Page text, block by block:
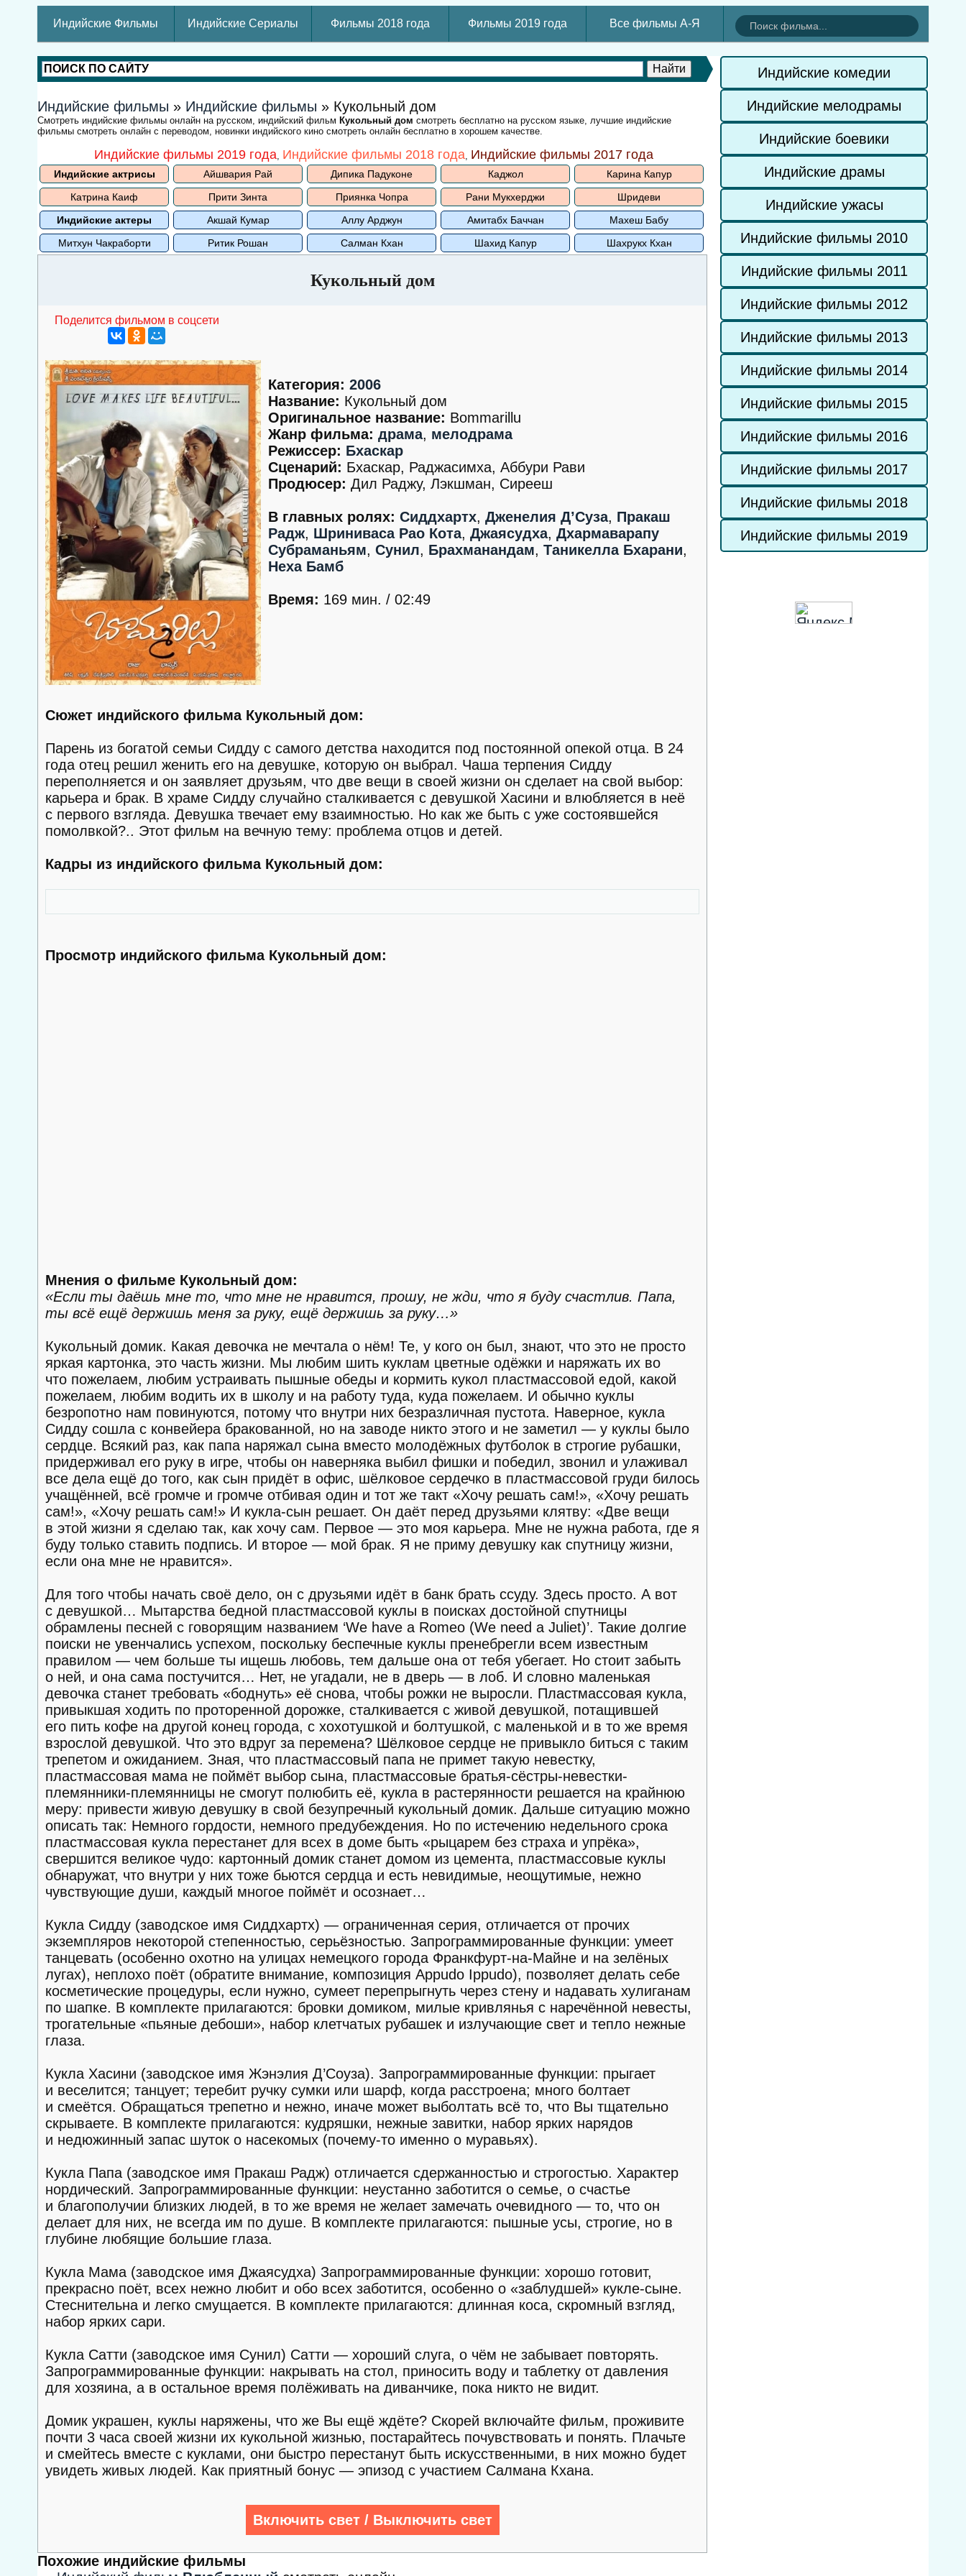
Индийские Фильмы Индийские Сериалы Фильмы 2018 года Фильмы 2019 года Все фильмы А-Я
Индийские фильмы » Индийские фильмы » Кукольный дом
Смотреть индийские фильмы онлайн на русском, индийский фильм Кукольный дом смотреть бесплатно на русском языке, лучшие индийские
фильмы смотреть онлайн с переводом, новинки индийского кино смотреть онлайн бесплатно в хорошем качестве.
Индийские фильмы 2019 года, Индийские фильмы 2018 года, Индийские фильмы 2017 года
Индийские актрисы Айшвария Рай Дипика Падуконе Каджол
Карина Капур
Катрина Каиф
Прити Зинта Приянка Чопра Рани Мукхерджи
Шридеви
Индийские актеры
Акшай Кумар Аллу Арджун Амитабх Баччан
Махеш Бабу
Митхун Чакраборти
Ритик Рошан Салман Кхан Шахид Капур Шахрукх Кхан
Кукольный дом
Поделится фильмом в соцсети
Категория: 2006
Название: Кукольный дом
Оригинальное название: Bommarillu
Жанр фильма: драма, мелодрама
Режиссер: Бхаскар
Сценарий: Бхаскар, Раджасимха, Аббури Рави
Продюсер: Дил Раджу, Лэкшман, Сирееш
В главных ролях: Сиддхартх, Дженелия Д’Суза, Пракаш
Радж, Шриниваса Рао Кота, Джаясудха, Дхармаварапу
Субраманьям, Сунил, Брахманандам, Таникелла Бхарани,
Неха Бамб
Время: 169 мин. / 02:49
Сюжет индийского фильма Кукольный дом:
Парень из богатой семьи Сидду с самого детства находится под постоянной опекой отца. В 24
года отец решил женить его на девушке, которую он выбрал. Чаша терпения Сидду
переполняется и он заявляет друзьям, что две вещи в своей жизни он сделает на свой выбор:
карьера и брак. В храме Сидду случайно сталкивается с девушкой Хасини и влюбляется в неё
с первого взгляда. Девушка твечает ему взаимностью. Но как же быть с уже состоявшейся
помолвкой?.. Этот фильм на вечную тему: проблема отцов и детей.
Кадры из индийского фильма Кукольный дом:
Просмотр индийского фильма Кукольный дом:
Мнения о фильме Кукольный дом:
«Если ты даёшь мне то, что мне не нравится, прошу, не жди, что я буду счастлив. Папа,
ты всё ещё держишь меня за руку, ещё держишь за руку…»
Кукольный домик. Какая девочка не мечтала о нём! Те, у кого он был, знают, что это не просто
яркая картонка, это часть жизни. Мы любим шить куклам цветные одёжки и наряжать их во
что пожелаем, любим устраивать пышные обеды и кормить кукол пластмассовой едой, какой
пожелаем, любим водить их в школу и на работу туда, куда пожелаем. И обычно куклы
безропотно нам повинуются, потому что внутри них безразличная пустота. Наверное, кукла
Сидду сошла с конвейера бракованной, но на заводе никто этого и не заметил — у куклы было
сердце. Всякий раз, как папа наряжал сына вместо молодёжных футболок в строгие рубашки,
придерживал его руку в игре, чтобы он наверняка выбил фишки и победил, звонил и улаживал
все дела ещё до того, как сын придёт в офис, шёлковое сердечко в пластмассовой груди билось
учащённей, всё громче и громче отбивая один и тот же такт «Хочу решать сам!», «Хочу решать
сам!», «Хочу решать сам!» И кукла-сын решает. Он даёт перед друзьями клятву: «Две вещи
в этой жизни я сделаю так, как хочу сам. Первое — это моя карьера. Мне не нужна работа, где я
буду только ставить подпись. И второе — мой брак. Я не приму девушку как спутницу жизни,
если она мне не нравится».
Для того чтобы начать своё дело, он с друзьями идёт в банк брать ссуду. Здесь просто. А вот
с девушкой… Мытарства бедной пластмассовой куклы в поисках достойной спутницы
обрамлены песней с говорящим названием ‘We have a Romeo (We need a Juliet)’. Такие долгие
поиски не увенчались успехом, поскольку беспечные куклы пренебрегли всем известным
правилом — чем больше ты ищешь любовь, тем дальше она от тебя убегает. Но стоит забыть
о ней, и она сама постучится… Нет, не угадали, не в дверь — в лоб. И словно маленькая
девочка станет требовать «боднуть» её снова, чтобы рожки не выросли. Пластмассовая кукла,
привыкшая ходить по проторенной дорожке, сталкивается с живой девушкой, потащившей
его пить кофе на другой конец города, с хохотушкой и болтушкой, с маленькой и в то же время
взрослой девушкой. Что это вдруг за перемена? Шёлковое сердце не привыкло биться с таким
трепетом и ожиданием. Зная, что пластмассовый папа не примет такую невестку,
пластмассовая мама не поймёт выбор сына, пластмассовые братья-сёстры-невестки-
племянники-племянницы не смогут полюбить её, кукла в растерянности решается на крайнюю
меру: привести живую девушку в свой безупречный кукольный домик. Дальше ситуацию можно
описать так: Немного гордости, немного предубеждения. Но по истечению недельного срока
пластмассовая кукла перестанет для всех в доме быть «рыцарем без страха и упрёка»,
свершится великое чудо: картонный домик станет домом из цемента, пластмассовые куклы
обнаружат, что внутри у них тоже бьются сердца и есть невидимые, неощутимые, нежно
чувствующие души, каждый многое поймёт и осознает…
Кукла Сидду (заводское имя Сиддхартх) — ограниченная серия, отличается от прочих
экземпляров некоторой степенностью, серьёзностью. Запрограммированные функции: умеет
танцевать (особенно охотно на улицах немецкого города Франкфурт-на-Майне и на зелёных
лугах), неплохо поёт (обратите внимание, композиция Appudo Ippudo), позволяет делать себе
косметические процедуры, если нужно, сумеет перепрыгнуть через стену и надавать хулиганам
по шапке. В комплекте прилагаются: бровки домиком, милые кривлянья с наречённой невесты,
трогательные «пьяные дебоши», набор клетчатых рубашек и излучающие свет и тепло нежные
глаза.
Кукла Хасини (заводское имя Жэнэлия Д’Соуза). Запрограммированные функции: прыгает
и веселится; танцует; теребит ручку сумки или шарф, когда расстроена; много болтает
и смеётся. Обращаться трепетно и нежно, иначе может выболтать всё то, что Вы тщательно
скрываете. В комплекте прилагаются: кудряшки, нежные завитки, набор ярких нарядов
и недюжинный запас шуток о насекомых (почему-то именно о муравьях).
Кукла Папа (заводское имя Пракаш Радж) отличается сдержанностью и строгостью. Характер
нордический. Запрограммированные функции: неустанно заботится о семье, о счастье
и благополучии близких людей, в то же время не желает замечать очевидного — то, что он
делает для них, не всегда им по душе. В комплекте прилагаются: пышные усы, строгие, но в
глубине любящие большие глаза.
Кукла Мама (заводское имя Джаясудха) Запрограммированные функции: хорошо готовит,
прекрасно поёт, всех нежно любит и обо всех заботится, особенно о «заблудшей» кукле-сыне.
Стеснительна и легко смущается. В комплекте прилагаются: длинная коса, скромный взгляд,
набор ярких сари.
Кукла Сатти (заводское имя Сунил) Сатти — хороший слуга, о чём не забывает повторять.
Запрограммированные функции: накрывать на стол, приносить воду и таблетку от давления
для хозяина, а в остальное время полёживать на диванчике, пока никто не видит.
Домик украшен, куклы наряжены, что же Вы ещё ждёте? Скорей включайте фильм, проживите
почти 3 часа своей жизни их кукольной жизнью, постарайтесь почувствовать и понять. Плачьте
и смейтесь вместе с куклами, они быстро перестанут быть искусственными, в них можно будет
увидеть живых людей. Как приятный бонус — эпизод с участием Салмана Кхана.
Включить свет / Выключить свет
Похожие индийские фильмы
Индийские комедии
Индийские мелодрамы
Индийские боевики
Индийские драмы
Индийские ужасы
Индийские фильмы 2010
Индийские фильмы 2011
Индийские фильмы 2012
Индийские фильмы 2013
Индийские фильмы 2014
Индийские фильмы 2015
Индийские фильмы 2016
Индийские фильмы 2017
Индийские фильмы 2018
Индийские фильмы 2019